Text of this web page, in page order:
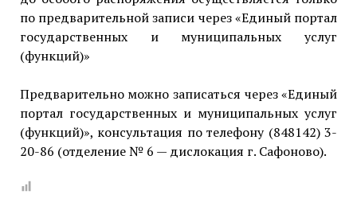
по предварительной записи через «Единый портал
государственных и муниципальных услуг
(функций)»
Предварительно можно записаться через «Единый
портал государственных и муниципальных услуг
(функций)», консультация по телефону (848142) 3-
20-86 (отделение № 6 — дислокация г. Сафоново).